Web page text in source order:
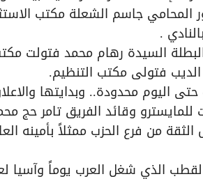
المحامي جاسم الشعلة مكتب
.
البطلة السيدة رهام محمد فتولت
فتولى مكتب التنظيم.
اليوم محدودة.. وبدايتها
للمايسترو وقائد الفريق تامر حج
من فرع الحزب ممثلاً بأمينه
الذي شغل العرب يوماً وآسيا